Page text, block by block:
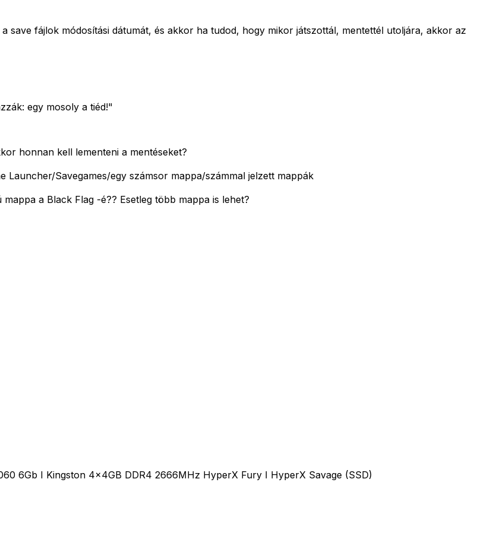
save fájlok módosítási dátumát, és akkor ha tudod, hogy mikor játszottál, mentettél utoljára, akkor az
egy mosoly a tiéd!"
honnan kell lementeni a mentéseket?
Savegames/egy számsor mappa/számmal jelzett mappák
a Black Flag -é?? Esetleg több mappa is lehet?
6Gb I Kingston 4x4GB DDR4 2666MHz HyperX Fury I HyperX Savage (SSD)